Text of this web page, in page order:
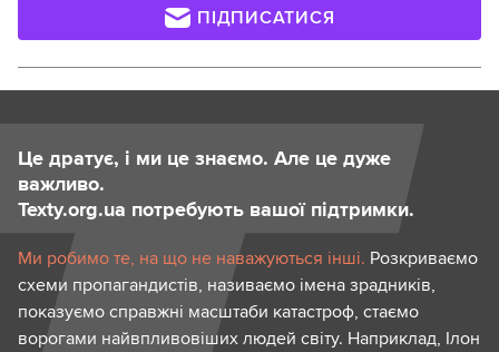
ПІДПИСАТИСЯ
Це дратує, і ми це знаємо. Але це дуже
важливо.
Texty.org.ua потребують вашої підтримки.
Ми робимо те, на що не наважуються інші. Розкриваємо
схеми пропагандистів, називаємо імена зрадників,
показуємо справжні масштаби катастроф, стаємо
ворогами найвпливовіших людей світу. Наприклад, Ілон